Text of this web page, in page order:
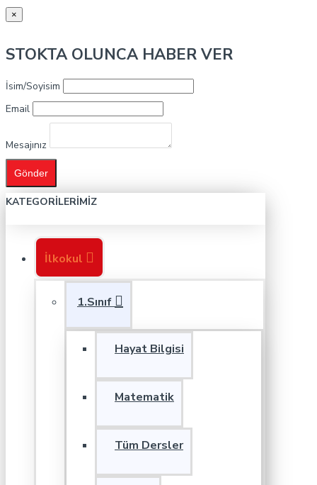
×
STOKTA OLUNCA HABER VER
İsim/Soyisim
Email
Mesajınız
Gönder
KATEGORILERIMIZ
İlkokul
1.Sınıf
Hayat Bilgisi
Matematik
Tüm Dersler